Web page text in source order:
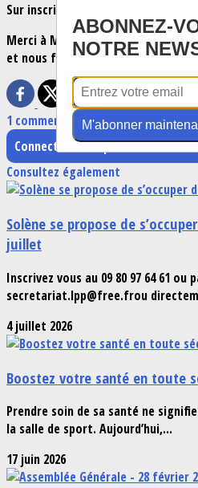
Sur inscription pour fabriquer
Merci à Madame Couegnat qui
et nous fait profiter ainsi de ses
1 commentaire(s)
Connectez-vous pour laisser un
Consultez également
Solène se propose de
juillet
Inscrivez vous au 09 80 97 64 61 ou
secretariat.lpp@free.frou
4 juillet 2026
Boostez votre santé en toute
Prendre soin de sa santé ne
la salle de sport. Aujourd’hui,...
17 juin 2026
ABONNEZ-
NOTRE
M'abonner